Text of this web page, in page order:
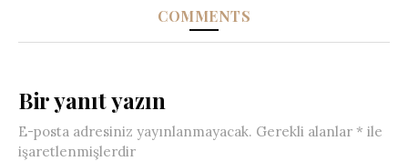
COMMENTS
Bir yanıt yazın
E-posta adresiniz yayınlanmayacak. Gerekli alanlar * ile
işaretlenmişlerdir